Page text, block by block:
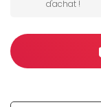
d'achat !